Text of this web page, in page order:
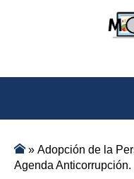
» Adopción de la
Agenda Anticorrupción.